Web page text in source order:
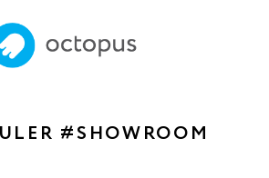
#SHOWROOM